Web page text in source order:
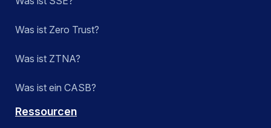
Was ist Zero Trust?
Was ist ZTNA?
Was ist ein CASB?
Ressourcen